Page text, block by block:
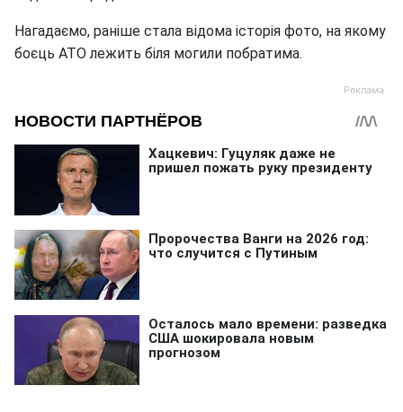
Нагадаємо, раніше стала відома історія фото, на якому
боєць АТО лежить біля могили побратима.